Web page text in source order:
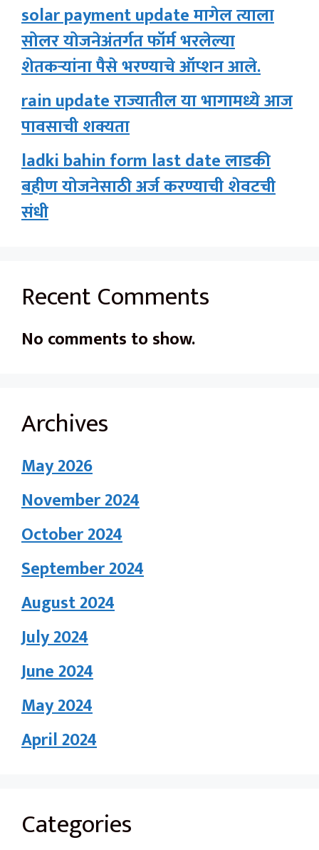
solar payment update मागेल त्याला
सोलर योजनेअंतर्गत फॉर्म भरलेल्या
शेतकऱ्यांना पैसे भरण्याचे ऑप्शन आले.
rain update राज्यातील या भागामध्ये आज
पावसाची शक्यता
ladki bahin form last date लाडकी
बहीण योजनेसाठी अर्ज करण्याची शेवटची
संधी
Recent Comments
No comments to show.
Archives
May 2026
November 2024
October 2024
September 2024
August 2024
July 2024
June 2024
May 2024
April 2024
Categories